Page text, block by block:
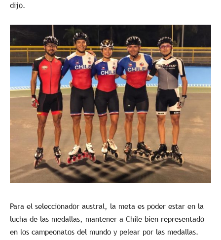
dijo.
Para el seleccionador austral, la meta es poder estar en la
lucha de las medallas, mantener a Chile bien representado
en los campeonatos del mundo y pelear por las medallas.